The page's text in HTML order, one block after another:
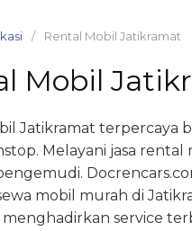
Rental Mobil Jatikramat
Mobil
Jatikramat terpercaya
Melayani jasa rental
mobil murah di
service